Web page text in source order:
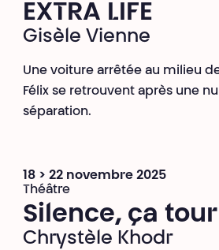
EXTRA LIFE
Gisèle Vienne
Une voiture arrêtée au milieu
Félix se retrouvent après une
séparation.
18 > 22 novembre 2025
Théâtre
Silence, ça
Chrystèle Khodr